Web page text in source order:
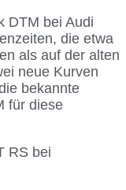
DTM bei Audi
die etwa
als auf der alten
neue Kurven
bekannte
für diese
RS bei